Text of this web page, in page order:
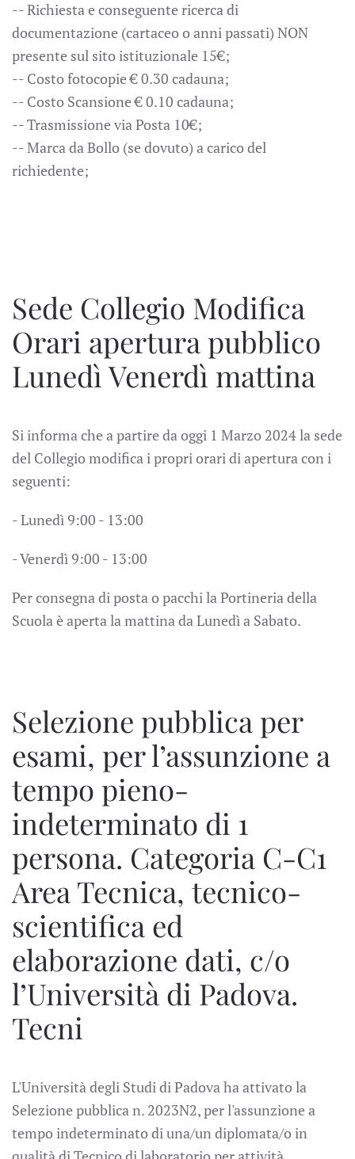
-- Richiesta e conseguente ricerca di
documentazione (cartaceo o anni passati) NON
presente sul sito istituzionale 15€;
-- Costo fotocopie € 0.30 cadauna;
-- Costo Scansione € 0.10 cadauna;
-- Trasmissione via Posta 10€;
-- Marca da Bollo (se dovuto) a carico del
richiedente;
Sede Collegio Modifica
Orari apertura pubblico
Lunedì Venerdì mattina
Si informa che a partire da oggi 1 Marzo 2024 la sede
del Collegio modifica i propri orari di apertura con i
seguenti:
- Lunedì 9:00 - 13:00
- Venerdì 9:00 - 13:00
Per consegna di posta o pacchi la Portineria della
Scuola è aperta la mattina da Lunedì a Sabato.
Selezione pubblica per
esami, per l’assunzione a
tempo pieno-
indeterminato di 1
persona. Categoria C-C1
Area Tecnica, tecnico-
scientifica ed
elaborazione dati, c/o
l’Università di Padova.
Tecni
L'Università degli Studi di Padova ha attivato la
Selezione pubblica n. 2023N2, per l'assunzione a
tempo indeterminato di una/un diplomata/o in